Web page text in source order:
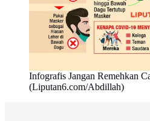
Infografis Jangan Remehkan
(Liputan6.com/Abdillah)